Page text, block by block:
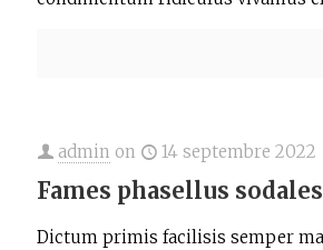
admin on 14 septembre 2022
Fames phasellus
Dictum primis facilisis semper